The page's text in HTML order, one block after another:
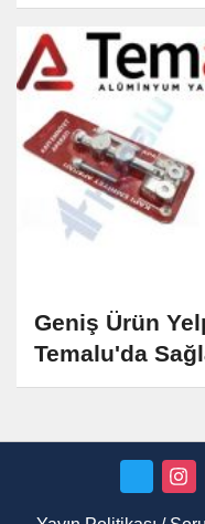
Geniş Ürün
Temalu'da